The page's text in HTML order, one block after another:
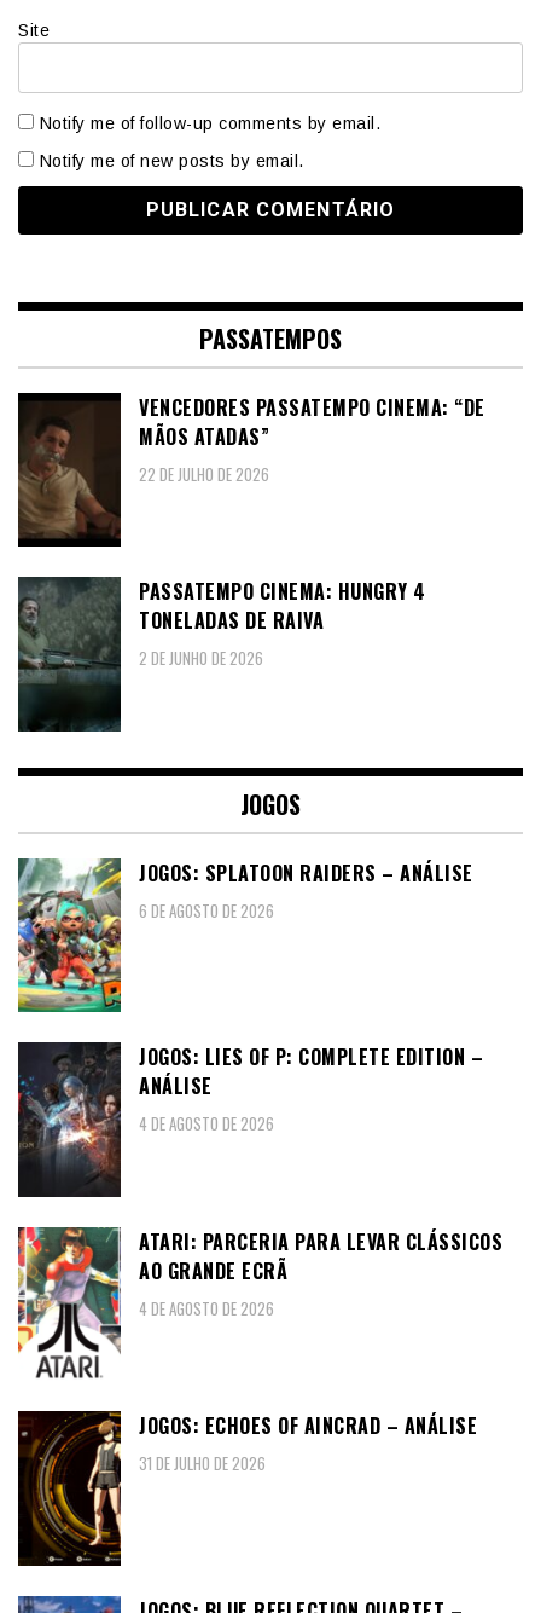
Site
Notify me of follow-up comments by email.
Notify me of new posts by email.
PASSATEMPOS
VENCEDORES PASSATEMPO CINEMA: “DE
MÃOS ATADAS”
22 DE JULHO DE 2026
PASSATEMPO CINEMA: HUNGRY 4
TONELADAS DE RAIVA
2 DE JUNHO DE 2026
JOGOS
JOGOS: SPLATOON RAIDERS – ANÁLISE
6 DE AGOSTO DE 2026
JOGOS: LIES OF P: COMPLETE EDITION –
ANÁLISE
4 DE AGOSTO DE 2026
ATARI: PARCERIA PARA LEVAR CLÁSSICOS
AO GRANDE ECRÃ
4 DE AGOSTO DE 2026
JOGOS: ECHOES OF AINCRAD – ANÁLISE
31 DE JULHO DE 2026